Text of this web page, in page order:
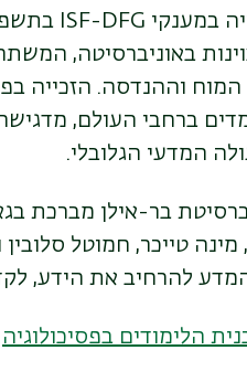
במענקי ISF-DFG
באוניברסיטה,
וההנדסה. הזכייה
ברחבי העולם,
המדעי הגלובלי.
בר-אילן מברכת
מינה טייכר, חמוטל
להרחיב את הידע,
הלימודים בפסיכולוגיה